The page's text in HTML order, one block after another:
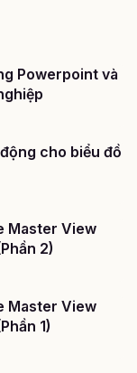
Powerpoint và
cho biểu đồ
Master View
2)
Master View
1)